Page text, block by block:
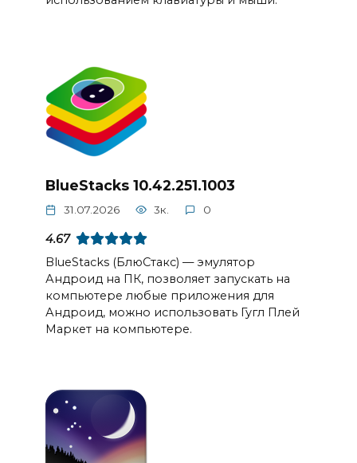
BlueStacks 10.42.251.1003
31.07.2026 3к. 0
4.67
BlueStacks (БлюСтакс) — эмулятор
Андроид на ПК, позволяет запускать на
компьютере любые приложения для
Андроид, можно использовать Гугл Плей
Маркет на компьютере.